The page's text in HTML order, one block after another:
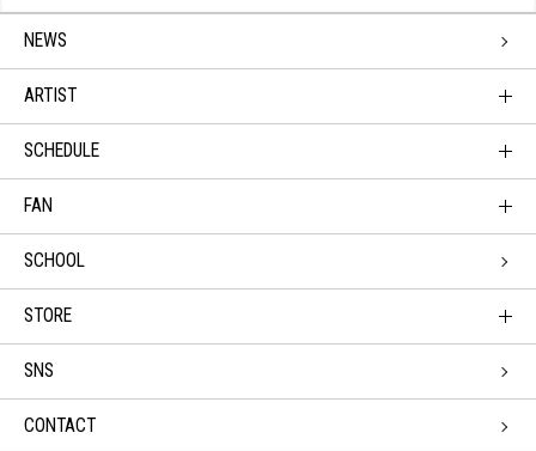
NEWS
ARTIST
SCHEDULE
FAN
SCHOOL
STORE
SNS
CONTACT